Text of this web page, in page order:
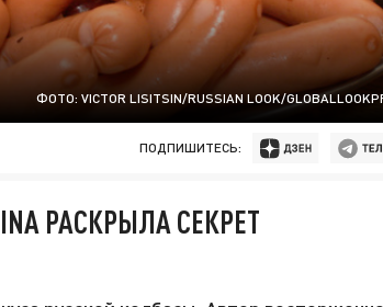
ФОТО: VICTOR LISITSIN/RUSSIAN LOOK/
ПОДПИШИТЕСЬ:
РАСКРЫЛА СЕКРЕТ